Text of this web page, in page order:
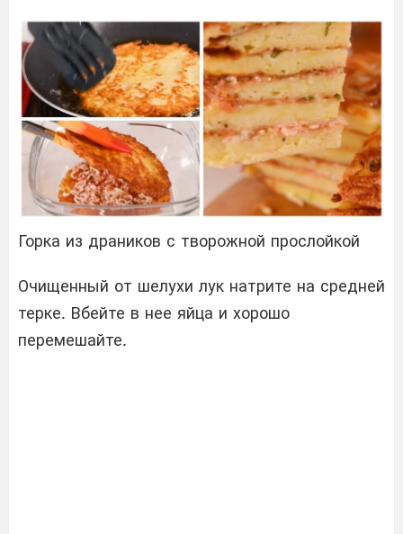
Горка из драников с творожной прослойкой
Очищенный от шелухи лук натрите на средней
терке. Вбейте в нее яйца и хорошо
перемешайте.